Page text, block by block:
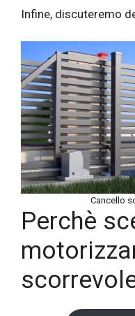
Infine, discuteremo
Cancello
Perchè